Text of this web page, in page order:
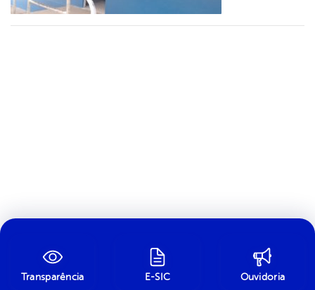
Transparência E-SIC Ouvidoria